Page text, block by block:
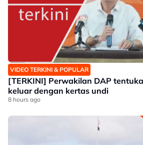
VIDEO TERKINI & POPULAR
[TERKINI] Perwakilan DAP
keluar dengan kertas undi
8 hours ago